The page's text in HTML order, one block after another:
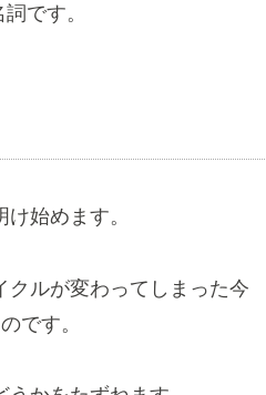
です。
始めます。
ルが変わってしまった今
です。